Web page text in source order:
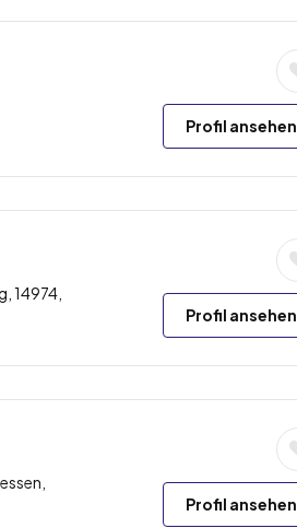
Profil ansehen
14974,
Profil ansehen
Profil ansehen